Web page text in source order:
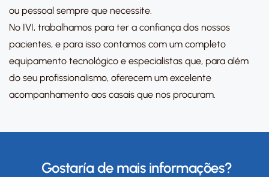
ou pessoal sempre que necessite.
No IVI, trabalhamos para ter a confiança dos nossos
pacientes, e para isso contamos com um completo
equipamento tecnológico e especialistas que, para além
do seu profissionalismo, oferecem um excelente
acompanhamento aos casais que nos procuram.
Gostaría de mais informações?